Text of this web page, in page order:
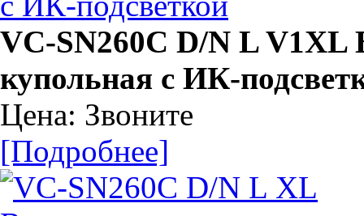
VC-SN260C D/N L V1XL
купольная с ИК-
Цена: Звоните
[Подробнее]